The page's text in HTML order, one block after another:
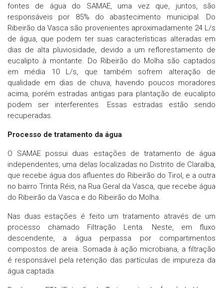
fontes de água do SAMAE, uma vez que, juntos, são
responsáveis por 85% do abastecimento municipal. Do
Ribeirão da Vasca são provenientes aproximadamente 24 L/s
de água, que podem ter suas características alteradas em
dias de alta pluviosidade, devido a um reflorestamento de
eucalipto à montante. Do Ribeirão do Molha são captados
em média 10 L/s, que também sofrem alteração de
qualidade em dias de chuva, havendo poucos moradores
acima, porém estradas antigas para plantação de eucalipto
podem ser interferentes. Essas estradas estão sendo
recuperadas.
Processo de tratamento da água
O SAMAE possui duas estações de tratamento de água
independentes, uma delas localizadas no Distrito de Claraíba,
que recebe água dos afluentes do Ribeirão do Tirol, e a outra
no bairro Trinta Réis, na Rua Geral da Vasca, que recebe água
do Ribeirão da Vasca e do Ribeirão do Molha.
Nas duas estações é feito um tratamento através de um
processo chamado Filtração Lenta. Neste, em fluxo
descendente, a água perpassa por compartimentos
compostos de areia. Somada à ação microbiana, a filtração
é responsável pela retenção das partículas de impureza da
água captada.